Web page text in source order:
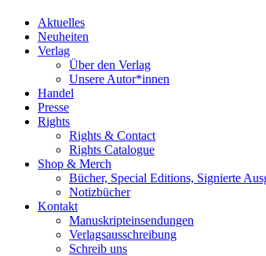
Aktuelles
Neuheiten
Verlag
Über den Verlag
Unsere Autor*innen
Handel
Presse
Rights
Rights & Contact
Rights Catalogue
Shop & Merch
Bücher, Special Editions, Signierte
Notizbücher
Kontakt
Manuskripteinsendungen
Verlagsausschreibung
Schreib uns